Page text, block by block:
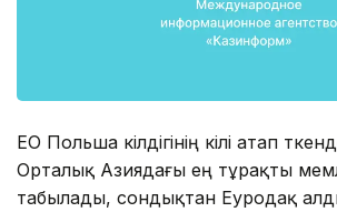
ЕО Польша өкілдігінің өкілі атап
Орталық Азиядағы ең тұрақты
табылады, сондықтан Еуродақ